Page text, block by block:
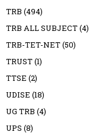
TRB (494)
TRB ALL SUBJECT(4)
TRB-TET-NET(50)
TRUST(1)
TTSE (2)
UDISE (18)
UG TRB (4)
UPS (8)